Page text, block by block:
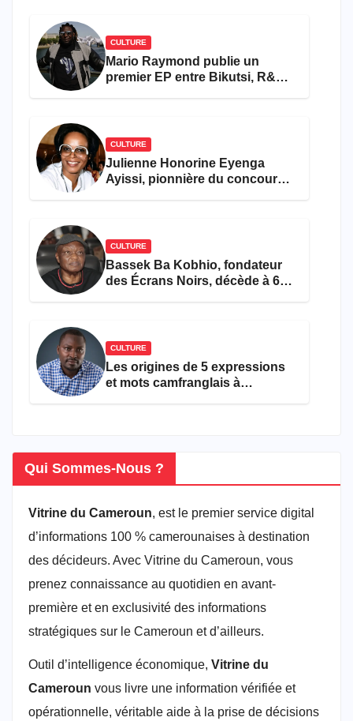
CULTURE
Mario Raymond publie un
premier EP entre Bikutsi, R&B
CULTURE
Julienne Honorine Eyenga
Ayissi, pionnière du concours
CULTURE
Bassek Ba Kobhio, fondateur
des Écrans Noirs, décède à 69
CULTURE
Les origines de 5 expressions
et mots camfranglais à
Qui Sommes-Nous ?
Vitrine du Cameroun, est le premier service digital
d’informations 100 % camerounaises à destination
des décideurs. Avec Vitrine du Cameroun, vous
prenez connaissance au quotidien en avant-
première et en exclusivité des informations
stratégiques sur le Cameroun et d’ailleurs.
Outil d’intelligence économique, Vitrine du
Cameroun vous livre une information vérifiée et
opérationnelle, véritable aide à la prise de décisions